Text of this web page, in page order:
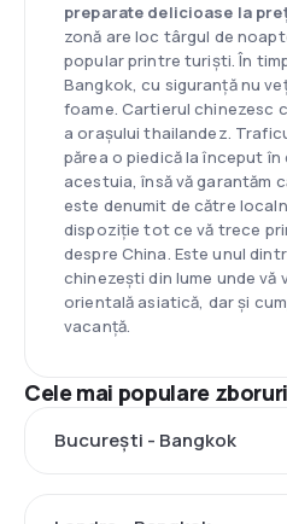
preparate delicioase la
zonă are loc târgul de
popular printre turiști. În
Bangkok, cu siguranță nu
foame. Cartierul chinezesc
a orașului thailandez.
părea o piedică la început
acestuia, însă vă garantăm
este denumit de către
dispoziție tot ce vă trece
despre China. Este unul
chinezești din lume unde
orientală asiatică, dar și
vacanță.
Cele mai populare
București - Bangkok